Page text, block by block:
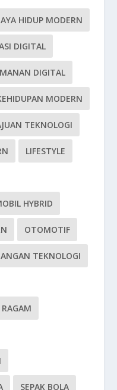
HIDUP MODERN
DIGITAL
DIGITAL
MODERN
TEKNOLOGI
LIFESTYLE
HYBRID
OTOMOTIF
TEKNOLOGI
RAGAM
SEPAK BOLA